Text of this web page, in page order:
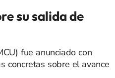
su salida de
fue anunciado con
concretas sobre el avance